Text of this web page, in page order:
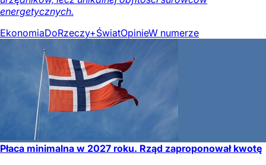
energetycznych.
EkonomiaDoRzeczy+ŚwiatOpinieW numerze
Płaca minimalna w 2027 roku. Rząd zaproponował kwotę